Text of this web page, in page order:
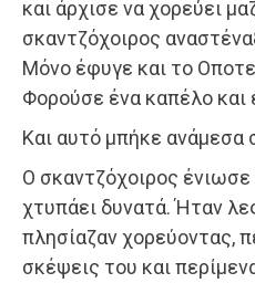
και άρχισε να χορεύει
σκαντζόχοιρος
Μόνο έφυγε και το
Φορούσε ένα καπέλο και
Και αυτό μπήκε ανάμεσα
Ο σκαντζόχοιρος ένιωσε
χτυπάει δυνατά. Ήταν
πλησίαζαν χορεύοντας,
σκέψεις του και